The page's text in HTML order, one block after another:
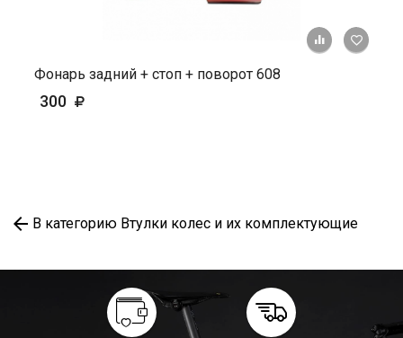
+ К
Фонарь задний + стоп + поворот 608
300
В категорию Втулки колес и их комплектующие